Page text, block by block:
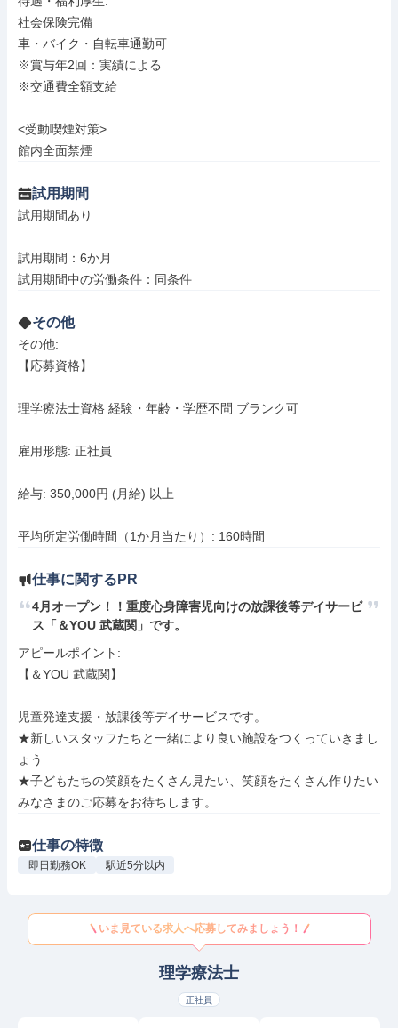
社会保険完備
車・バイク・自転車通勤可
※賞与年2回：実績による
※交通費全額支給
<受動喫煙対策>
館内全面禁煙
試用期間
試用期間あり
試用期間：6か月
試用期間中の労働条件：同条件
その他
その他:
【応募資格】
理学療法士資格 経験・年齢・学歴不問 ブランク可
雇用形態: 正社員
給与: 350,000円 (月給) 以上
平均所定労働時間（1か月当たり）: 160時間
仕事に関するPR
4月オープン！！重度心身障害児向けの放課後等デイサービ
ス「＆YOU 武蔵関」です。
アピールポイント:
【＆YOU 武蔵関】
児童発達支援・放課後等デイサービスです。
★新しいスタッフたちと一緒により良い施設をつくっていきまし
ょう
★子どもたちの笑顔をたくさん見たい、笑顔をたくさん作りたい
みなさまのご応募をお待ちします。
仕事の特徴
即日勤務OK 駅近5分以内
いま見ている求人へ応募してみましょう！
理学療法士
正社員